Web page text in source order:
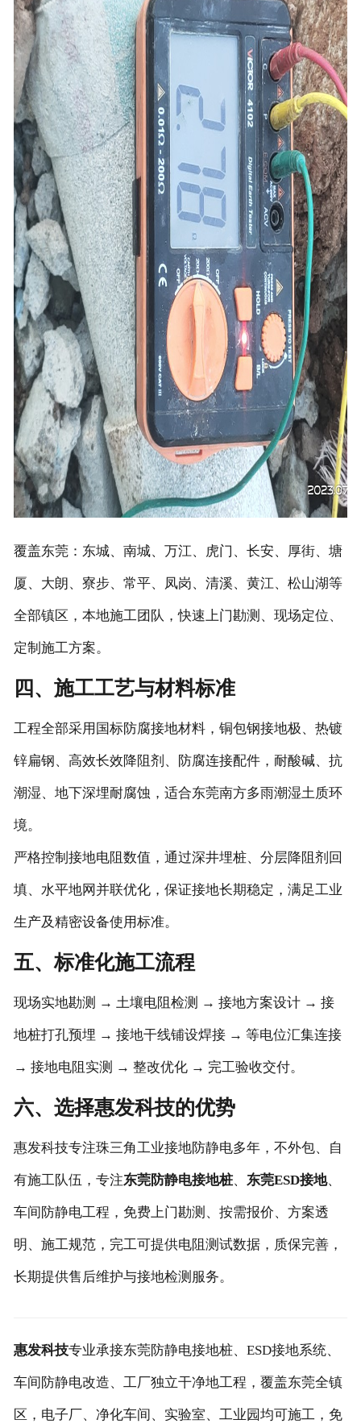
覆盖东莞：东城、南城、万江、虎门、长安、厚街、塘
厦、大朗、寮步、常平、凤岗、清溪、黄江、松山湖等
全部镇区，本地施工团队，快速上门勘测、现场定位、
定制施工方案。
四、施工工艺与材料标准
工程全部采用国标防腐接地材料，铜包钢接地极、热镀
锌扁钢、高效长效降阻剂、防腐连接配件，耐酸碱、抗
潮湿、地下深埋耐腐蚀，适合东莞南方多雨潮湿土质环
境。
严格控制接地电阻数值，通过深井埋桩、分层降阻剂回
填、水平地网并联优化，保证接地长期稳定，满足工业
生产及精密设备使用标准。
五、标准化施工流程
现场实地勘测 → 土壤电阻检测 → 接地方案设计 → 接
地桩打孔预埋 → 接地干线铺设焊接 → 等电位汇集连接
→ 接地电阻实测 → 整改优化 → 完工验收交付。
六、选择惠发科技的优势
惠发科技专注珠三角工业接地防静电多年，不外包、自
有施工队伍，专注东莞防静电接地桩、 东莞ESD接地、
车间防静电工程，免费上门勘测、按需报价、方案透
明、施工规范，完工可提供电阻测试数据，质保完善，
长期提供售后维护与接地检测服务。
惠发科技专业承接东莞防静电接地桩、ESD接地系统、
车间防静电改造、工厂独立干净地工程，覆盖东莞全镇
区，电子厂、净化车间、实验室、工业园均可施工，免